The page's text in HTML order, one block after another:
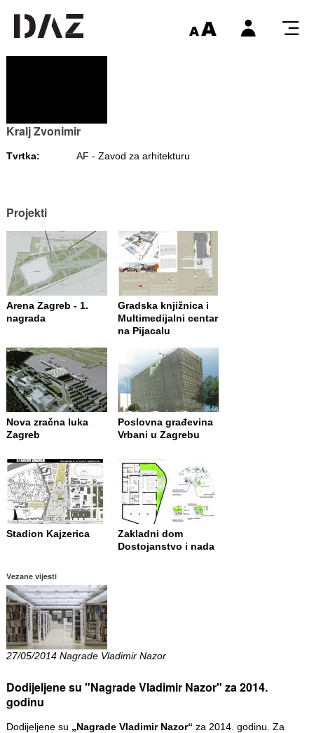
Kralj Zvonimir
Tvrtka: AF - Zavod za arhitekturu
Projekti
Arena Zagreb - 1.
nagrada
Gradska knjižnica i
Multimedijalni centar
na Pijacalu
Nova zračna luka
Zagreb
Poslovna građevina
Vrbani u Zagrebu
Stadion Kajzerica
Zakladni dom
Dostojanstvo i nada
Vezane vijesti
27/05/2014 Nagrade Vladimir Nazor
Dodijeljene su "Nagrade Vladimir Nazor" za 2014.
godinu
Dodijeljene su „Nagrade Vladimir Nazor“ za 2014. godinu. Za